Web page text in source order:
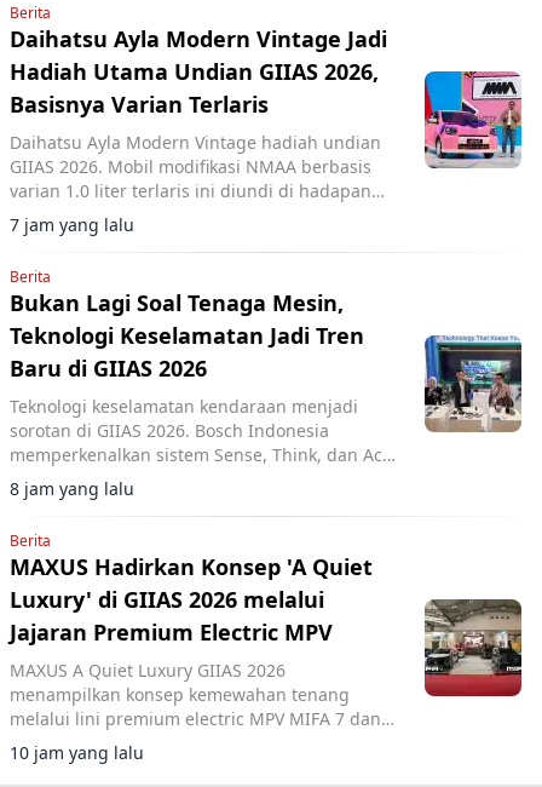
Berita
Daihatsu Ayla Modern Vintage Jadi
Hadiah Utama Undian GIIAS 2026,
Basisnya Varian Terlaris
Daihatsu Ayla Modern Vintage hadiah undian
GIIAS 2026. Mobil modifikasi NMAA berbasis
varian 1.0 liter terlaris ini diundi di hadapan
pengunjung dan dimenangkan konsumen dari
Lampung.
7 jam yang lalu
Berita
Bukan Lagi Soal Tenaga Mesin,
Teknologi Keselamatan Jadi Tren
Baru di GIIAS 2026
Teknologi keselamatan kendaraan menjadi
sorotan di GIIAS 2026. Bosch Indonesia
memperkenalkan sistem Sense, Think, dan Act
yang membantu pengemudi.
8 jam yang lalu
Berita
MAXUS Hadirkan Konsep 'A Quiet
Luxury' di GIIAS 2026 melalui
Jajaran Premium Electric MPV
MAXUS A Quiet Luxury GIIAS 2026
menampilkan konsep kemewahan tenang
melalui lini premium electric MPV MIFA 7 dan
MIFA 9 di ICE BSD City.
10 jam yang lalu